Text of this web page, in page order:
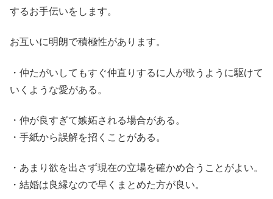
するお手伝いをします。
お互いに明朗で積極性があります。
・仲たがいしてもすぐ仲直りするに人が歌うように駆けて
いくような愛がある。
・仲が良すぎて嫉妬される場合がある。
・手紙から誤解を招くことがある。
・あまり欲を出さず現在の立場を確かめ合うことがよい。
・結婚は良縁なので早くまとめた方が良い。